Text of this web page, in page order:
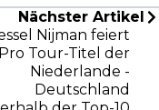
Nächster Artikel
Nijman feiert
Tour-Titel der
Niederlande -
Deutschland